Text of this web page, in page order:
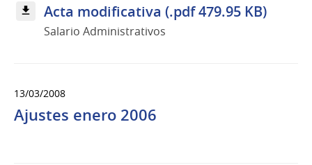
Acta modificativa (.pdf 479.95 KB)
Salario Administrativos
13/03/2008
Ajustes enero 2006